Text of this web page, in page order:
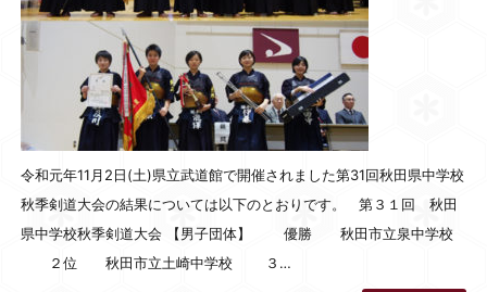
令和元年11月2日(土)県立武道館で開催されました第31回秋田県中学校
秋季剣道大会の結果については以下のとおりです。 第３１回 秋田
県中学校秋季剣道大会 【男子団体】 優勝 秋田市立泉中学校
２位 秋田市立土崎中学校 ３…